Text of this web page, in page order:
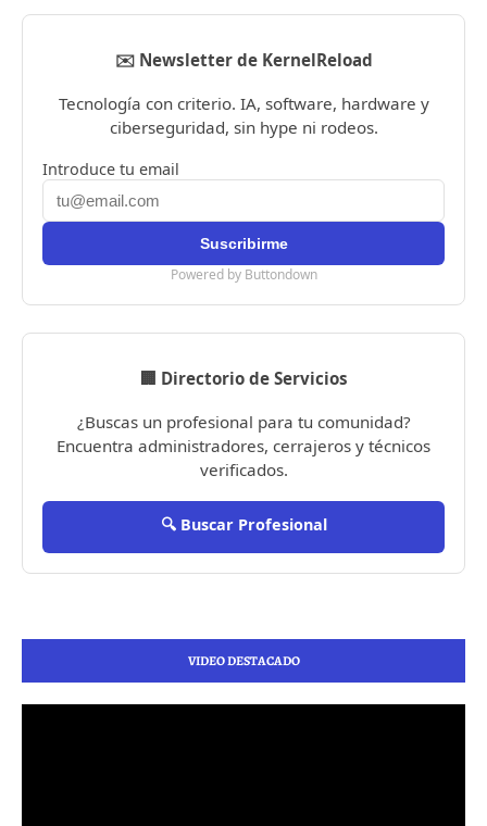
✉️ Newsletter de KernelReload
Tecnología con criterio. IA, software, hardware y
ciberseguridad, sin hype ni rodeos.
Introduce tu email
Powered by Buttondown
🏢 Directorio de Servicios
¿Buscas un profesional para tu comunidad?
Encuentra administradores, cerrajeros y técnicos
verificados.
🔍 Buscar Profesional
VIDEO DESTACADO